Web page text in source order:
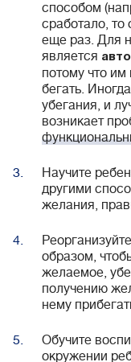
способом
сработало, то
еще раз. Для
является
потому что им
бегать.
убегания, и
возникает
Научите
другими
желания,
образом,
желаемое,
получению
нему
Обучите
окружении